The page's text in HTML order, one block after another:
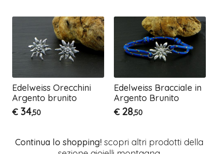
Edelweiss Orecchini
Argento brunito
€ 34,50
Edelweiss Bracciale in
Argento Brunito
€ 28,50
Continua lo shopping!scopri altri prodotti della